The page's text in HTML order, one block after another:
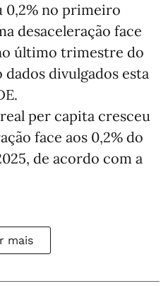
0,2% no primeiro
desaceleração face
último trimestre do
dados divulgados esta
per capita cresceu
face aos 0,2% do
de acordo com a
mais